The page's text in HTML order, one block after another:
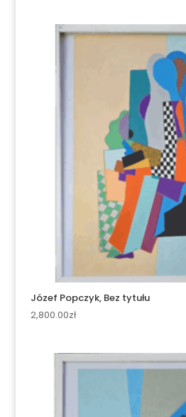
Józef Popczyk, Bez tytułu
2,800.00zł